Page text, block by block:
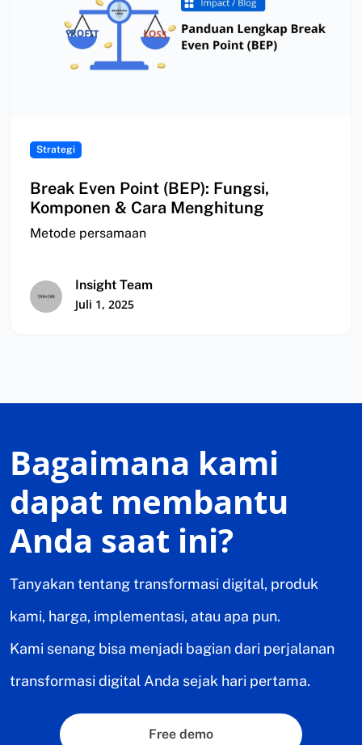
Strategi
Break Even Point (BEP): Fungsi,
Komponen & Cara Menghitung
Metode persamaan
Insight Team
Juli 1, 2025
Bagaimana kami
dapat membantu
Anda saat ini?
Tanyakan tentang transformasi digital, produk
kami, harga, implementasi, atau apa pun.
Kami senang bisa menjadi bagian dari perjalanan
transformasi digital Anda sejak hari pertama.
Free demo